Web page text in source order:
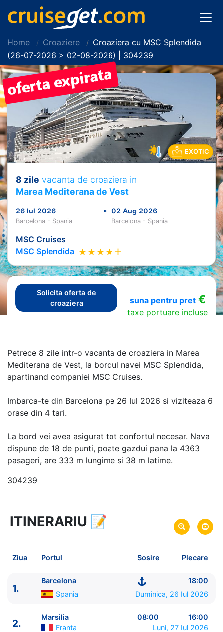
Home Croaziere
Croaziera cu MSC Splendida
(26-07-2026 > 02-08-2026) | 304239
EXOTIC
8 zile vacanta de croaziera in
Marea Mediterana de Vest
26 Iul 2026 02 Aug 2026
Barcelona - Spania Barcelona - Spania
MSC Cruises
MSC Splendida
Solicita oferta de
croaziera
suna pentru pret€
taxe portuare incluse
Petrece 8 zile intr-o vacanta de croaziera in Marea
Mediterana de Vest, la bordul navei MSC Splendida,
apartinand companiei MSC Cruises.
Imbarca-te din Barcelona pe 26 Iul 2026 si viziteaza 6
orase din 4 tari.
La bord vei avea asigurat tot confortul necesar. Nava
dispune de 18 de punti, poate gazdui pana la 4363
pasageri, are 333 m lungime si 38 m latime.
304239
8 zile vacanta de croaziera in
Marea Mediterana de Vest -
Plecare pe 26 Iul 2026 din Barcelona, Spania
MSC Cruises
ITINERARIU 📝
Ziua Portul Sosire Plecare
1.
Barcelona
18:00
Spania
Duminica, 26 Iul 2026
2.
Marsilia 08:00
16:00
Franta
Luni, 27 Iul 2026